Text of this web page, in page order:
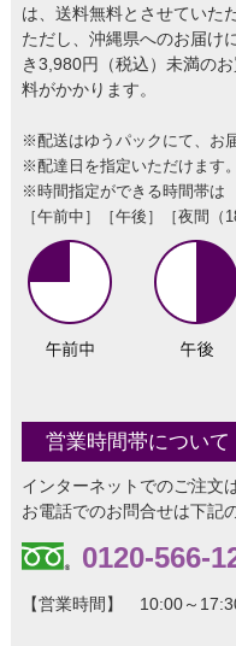
は、送料無料とさせていた
ただし、沖縄県へのお届け
き3,980円（税込）未満の
料がかかります。
※配送はゆうパックにて、お
※配達日を指定いただけます。
※時間指定ができる時間帯は
［午前中］［午後］［夜間
営業時間帯について
インターネットでのご注文
お電話でのお問合せは下記
0120-566-
【営業時間】 10:00～